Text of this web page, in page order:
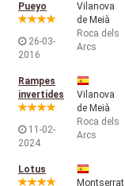
Pueyo
26-03-
2016
Vilanova
de Meià
Roca dels
Arcs
Rampes
invertides
11-02-
2024
Vilanova
de Meià
Roca dels
Arcs
Lotus
Montserrat